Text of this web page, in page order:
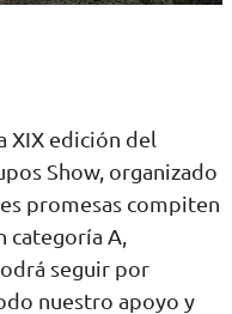
XIX edición del
Show, organizado
promesas compiten
A,
seguir por
nuestro apoyo y